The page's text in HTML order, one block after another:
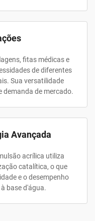
fitas médicas e
de diferentes
Sua versatilidade
demanda de mercado.
Avançada
acrílica utiliza
catalítica, o que
e o desempenho
base d'água.